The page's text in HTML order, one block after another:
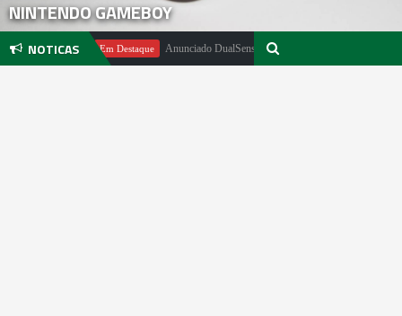
NINTENDO GAMEBOY
NOTICAS
Pachter Em Destaque Anunciado DualSense The Last of Us Limited Edition